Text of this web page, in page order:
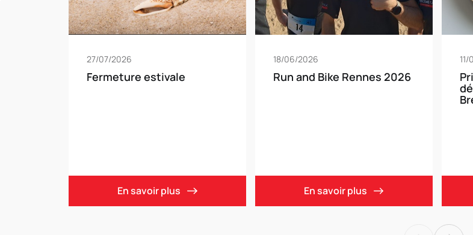
27/07/2026
Fermeture estivale
En savoir plus
18/06/2026
Run and Bike Rennes 2026
En savoir plus